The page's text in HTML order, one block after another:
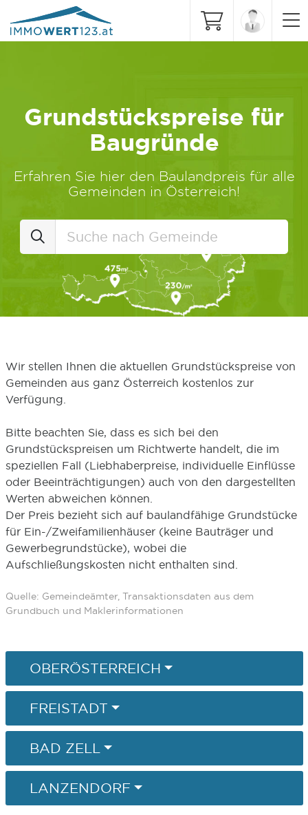
Grundstückspreise für
Baugründe
Erfahren Sie hier den Baulandpreis für alle
Gemeinden in Österreich!
Wir stellen Ihnen die aktuellen Grundstückspreise von
Gemeinden aus ganz Österreich kostenlos zur
Verfügung.
Bitte beachten Sie, dass es sich bei den
Grundstückspreisen um Richtwerte handelt, die im
speziellen Fall (Liebhaberpreise, individuelle Einflüsse
oder Beeinträchtigungen) auch von den dargestellten
Werten abweichen können.
Der Preis bezieht sich auf baulandfähige Grundstücke
für Ein-/Zweifamilienhäuser (keine Bauträger und
Gewerbegrundstücke), wobei die
Aufschließungskosten nicht enthalten sind.
Quelle: Gemeindeämter, Transaktionsdaten aus dem
Grundbuch und Maklerinformationen
OBERÖSTERREICH
FREISTADT
BAD ZELL
LANZENDORF